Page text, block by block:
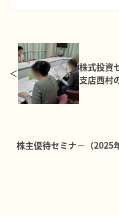
株式投資
支店西村
株主優待セミナ－（2025